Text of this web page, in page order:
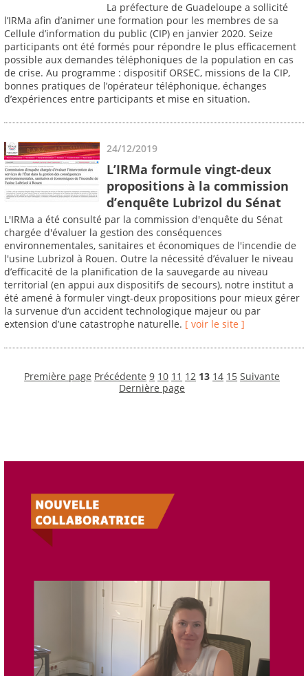
La préfecture de Guadeloupe a sollicité
l’IRMa afin d’animer une formation pour les membres de sa
Cellule d’information du public (CIP) en janvier 2020. Seize
participants ont été formés pour répondre le plus efficacement
possible aux demandes téléphoniques de la population en cas
de crise. Au programme : dispositif ORSEC, missions de la CIP,
bonnes pratiques de l’opérateur téléphonique, échanges
d’expériences entre participants et mise en situation.
24/12/2019
L’IRMa formule vingt-deux
propositions à la commission
d’enquête Lubrizol du Sénat
L'IRMa a été consulté par la commission d'enquête du Sénat
chargée d'évaluer la gestion des conséquences
environnementales, sanitaires et économiques de l'incendie de
l'usine Lubrizol à Rouen. Outre la nécessité d’évaluer le niveau
d’efficacité de la planification de la sauvegarde au niveau
territorial (en appui aux dispositifs de secours), notre institut a
été amené à formuler vingt-deux propositions pour mieux gérer
la survenue d’un accident technologique majeur ou par
extension d’une catastrophe naturelle. [ voir le site ]
Première page Précédente 9 10 11 12 13 14 15 Suivante
Dernière page